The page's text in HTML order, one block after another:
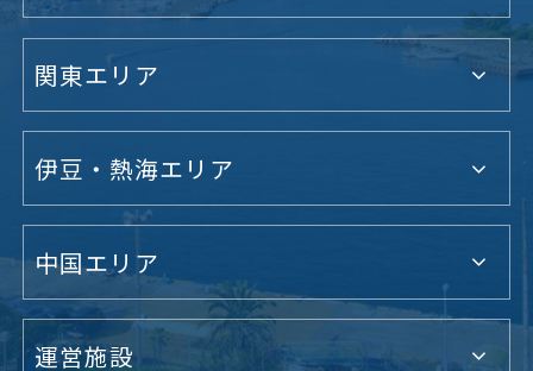
関東エリア
伊豆・熱海エリア
中国エリア
運営施設